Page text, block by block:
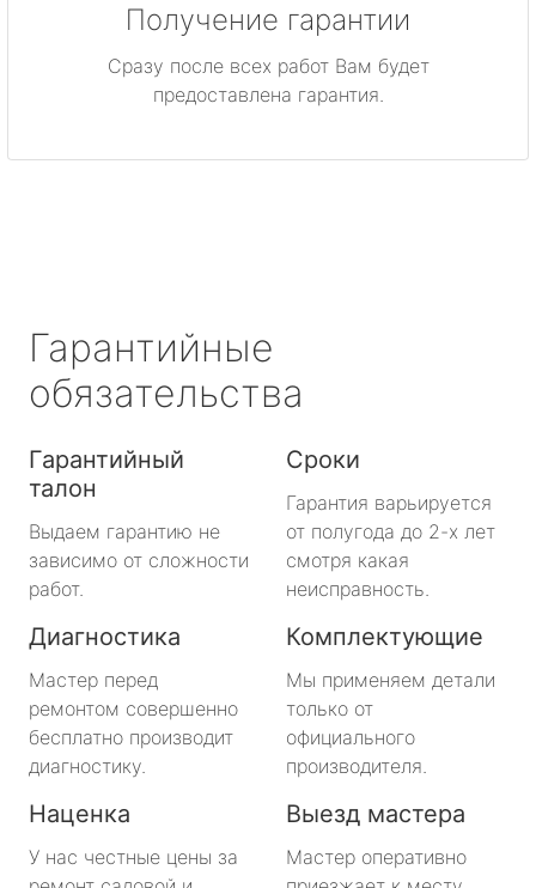
Получение гарантии
Сразу после всех работ Вам будет
предоставлена гарантия.
Гарантийные
обязательства
Гарантийный
талон
Выдаем гарантию не
зависимо от сложности
работ.
Сроки
Гарантия варьируется
от полугода до 2-х лет
смотря какая
неисправность.
Диагностика
Мастер перед
ремонтом совершенно
бесплатно производит
диагностику.
Комплектующие
Мы применяем детали
только от
официального
производителя.
Наценка
У нас честные цены за
Выезд мастера
Мастер оперативно